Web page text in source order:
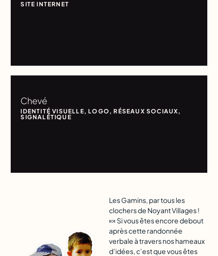
SITE INTERNET
Chevé
IDENTITÉ VISUELLE,LOGO ,RÉSEAUX SOCIAUX,
SIGNALÉTIQUE
Les Gamins, par tous les
clochers de Noyant Villages !
🍬 Si vous êtes encore debout
après cette randonnée
verbale à travers nos hameaux
d’idées, c’est que vous êtes